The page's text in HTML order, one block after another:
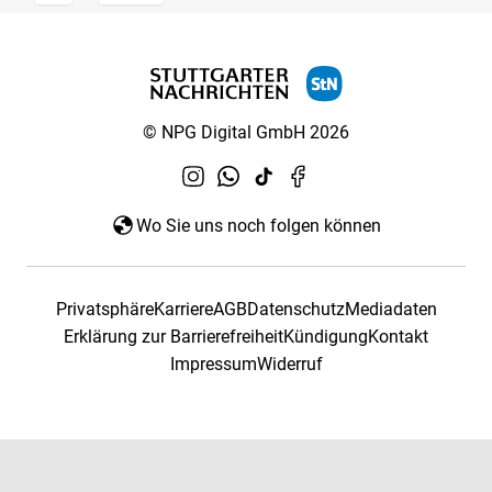
© NPG Digital GmbH 2026
Wo Sie uns noch folgen können
PrivatsphäreKarriereAGBDatenschutzMediadaten
Erklärung zur BarrierefreiheitKündigungKontakt
ImpressumWiderruf